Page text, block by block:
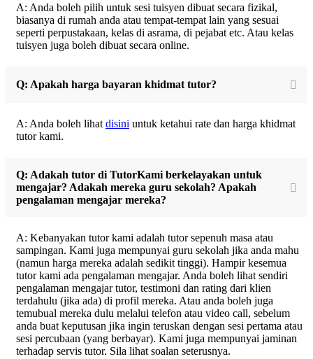
A: Anda boleh pilih untuk sesi tuisyen dibuat secara fizikal,
biasanya di rumah anda atau tempat-tempat lain yang sesuai
seperti perpustakaan, kelas di asrama, di pejabat etc. Atau kelas
tuisyen juga boleh dibuat secara online.
Q: Apakah harga bayaran khidmat tutor?
A: Anda boleh lihat disini untuk ketahui rate dan harga khidmat
tutor kami.
Q: Adakah tutor di TutorKami berkelayakan untuk
mengajar? Adakah mereka guru sekolah? Apakah
pengalaman mengajar mereka?
A: Kebanyakan tutor kami adalah tutor sepenuh masa atau
sampingan. Kami juga mempunyai guru sekolah jika anda mahu
(namun harga mereka adalah sedikit tinggi). Hampir kesemua
tutor kami ada pengalaman mengajar. Anda boleh lihat sendiri
pengalaman mengajar tutor, testimoni dan rating dari klien
terdahulu (jika ada) di profil mereka. Atau anda boleh juga
temubual mereka dulu melalui telefon atau video call, sebelum
anda buat keputusan jika ingin teruskan dengan sesi pertama atau
sesi percubaan (yang berbayar). Kami juga mempunyai jaminan
terhadap servis tutor. Sila lihat soalan seterusnya.